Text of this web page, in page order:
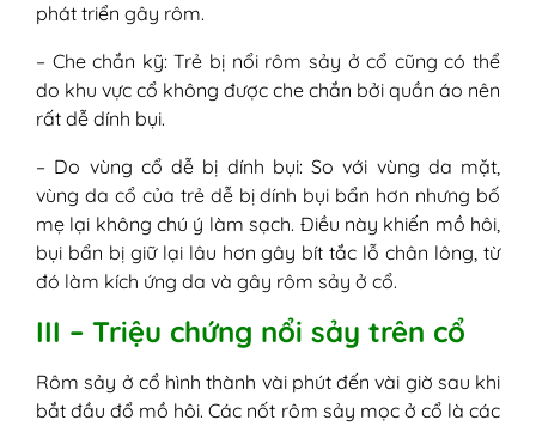
phát triển gây rôm.
– Che chắn kỹ: Trẻ bị nổi rôm sảy ở cổ cũng có thể
do khu vực cổ không được che chắn bởi quần áo nên
rất dễ dính bụi.
– Do vùng cổ dễ bị dính bụi: So với vùng da mặt,
vùng da cổ của trẻ dễ bị dính bụi bẩn hơn nhưng bố
mẹ lại không chú ý làm sạch. Điều này khiến mồ hôi,
bụi bẩn bị giữ lại lâu hơn gây bít tắc lỗ chân lông, từ
đó làm kích ứng da và gây rôm sảy ở cổ.
III – Triệu chứng nổi sảy trên cổ
Rôm sảy ở cổ hình thành vài phút đến vài giờ sau khi
bắt đầu đổ mồ hôi. Các nốt rôm sảy mọc ở cổ là các